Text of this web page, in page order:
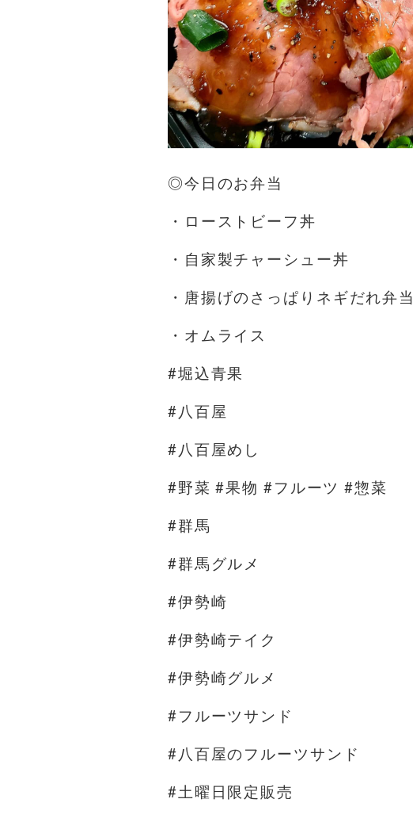
◎今日のお弁当
・ローストビーフ丼
・自家製チャーシュー丼
・唐揚げのさっぱりネギだれ弁当
・オムライス
#堀込青果
#八百屋
#八百屋めし
#野菜 #果物 #フルーツ #惣菜
#群馬
#群馬グルメ
#伊勢崎
#伊勢崎テイク
#伊勢崎グルメ
#フルーツサンド
#八百屋のフルーツサンド
#土曜日限定販売